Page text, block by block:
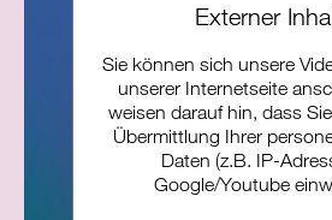
Externer
Sie können sich unsere
unserer Internetseite
weisen darauf hin, dass
Übermittlung Ihrer
Daten (z.B. IP-
Google/Youtube